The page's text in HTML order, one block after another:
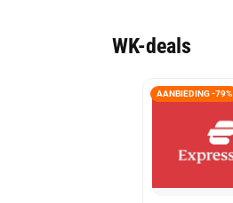
WK-deals
AANBIEDING -79%